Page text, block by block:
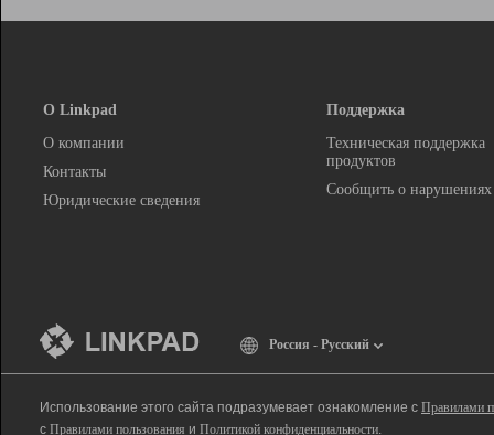
О Linkpad
О компании
Контакты
Юридические сведения
Поддержка
Техническая поддержка
продуктов
Сообщить о нарушениях
Россия - Русский
Использование этого сайта подразумевает ознакомление с Правилами
с Правилами пользования и Политикой конфиденциальности.